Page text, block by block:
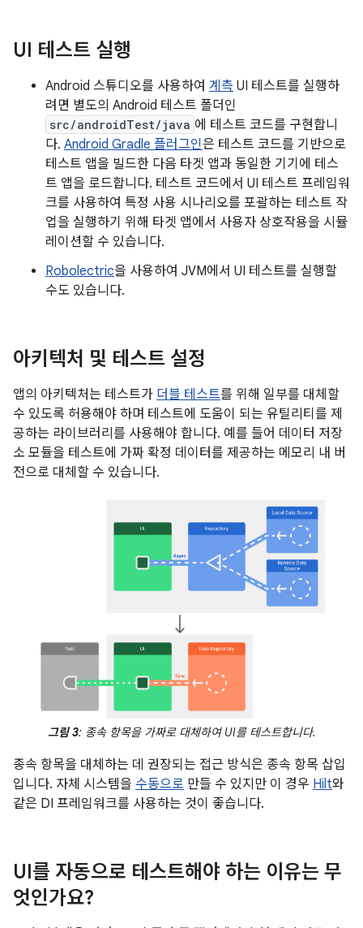
UI 테스트 실행
Android 스튜디오를 사용하여 계측 UI 테스트를 실행하
려면 별도의 Android 테스트 폴더인
src/androidTest/java 에 테스트 코드를 구현합니
다. Android Gradle 플러그인은 테스트 코드를 기반으로
테스트 앱을 빌드한 다음 타겟 앱과 동일한 기기에 테스
트 앱을 로드합니다. 테스트 코드에서 UI 테스트 프레임워
크를 사용하여 특정 사용 시나리오를 포괄하는 테스트 작
업을 실행하기 위해 타겟 앱에서 사용자 상호작용을 시뮬
레이션할 수 있습니다.
Robolectric을 사용하여 JVM에서 UI 테스트를 실행할
수도 있습니다.
아키텍처 및 테스트 설정
앱의 아키텍처는 테스트가 더블 테스트를 위해 일부를 대체할
수 있도록 허용해야 하며 테스트에 도움이 되는 유틸리티를 제
공하는 라이브러리를 사용해야 합니다. 예를 들어 데이터 저장
소 모듈을 테스트에 가짜 확정 데이터를 제공하는 메모리 내 버
전으로 대체할 수 있습니다.
그림 3: 종속 항목을 가짜로 대체하여 UI를 테스트합니다.
종속 항목을 대체하는 데 권장되는 접근 방식은 종속 항목 삽입
입니다. 자체 시스템을 수동으로 만들 수 있지만 이 경우 Hilt와
같은 DI 프레임워크를 사용하는 것이 좋습니다.
UI를 자동으로 테스트해야 하는 이유는 무
엇인가요?